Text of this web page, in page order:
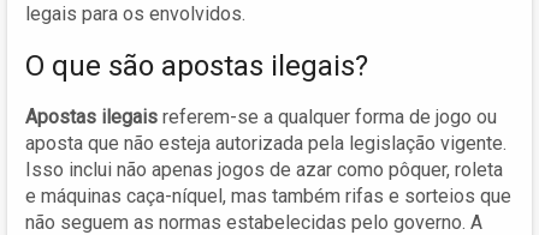
legais para os envolvidos.
O que são apostas ilegais?
Apostas ilegais referem-se a qualquer forma de jogo ou
aposta que não esteja autorizada pela legislação vigente.
Isso inclui não apenas jogos de azar como pôquer, roleta
e máquinas caça-níquel, mas também rifas e sorteios que
não seguem as normas estabelecidas pelo governo. A